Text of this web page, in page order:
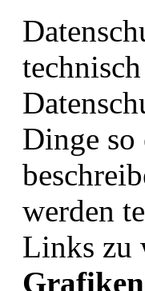
Dinge
werden
Links zu
Grafiken